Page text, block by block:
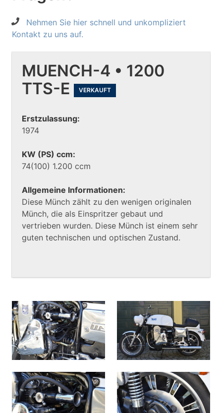
Nehmen Sie hier schnell und unkompliziert
Kontakt zu uns auf.
MUENCH-4 • 1200
TTS-E
VERKAUFT
Erstzulassung:
1974
KW (PS) ccm:
74(100) 1.200 ccm
Allgemeine Informationen:
Diese Münch zählt zu den wenigen originalen
Münch, die als Einspritzer gebaut und
vertrieben wurden. Diese Münch ist einem sehr
guten technischen und optischen Zustand.